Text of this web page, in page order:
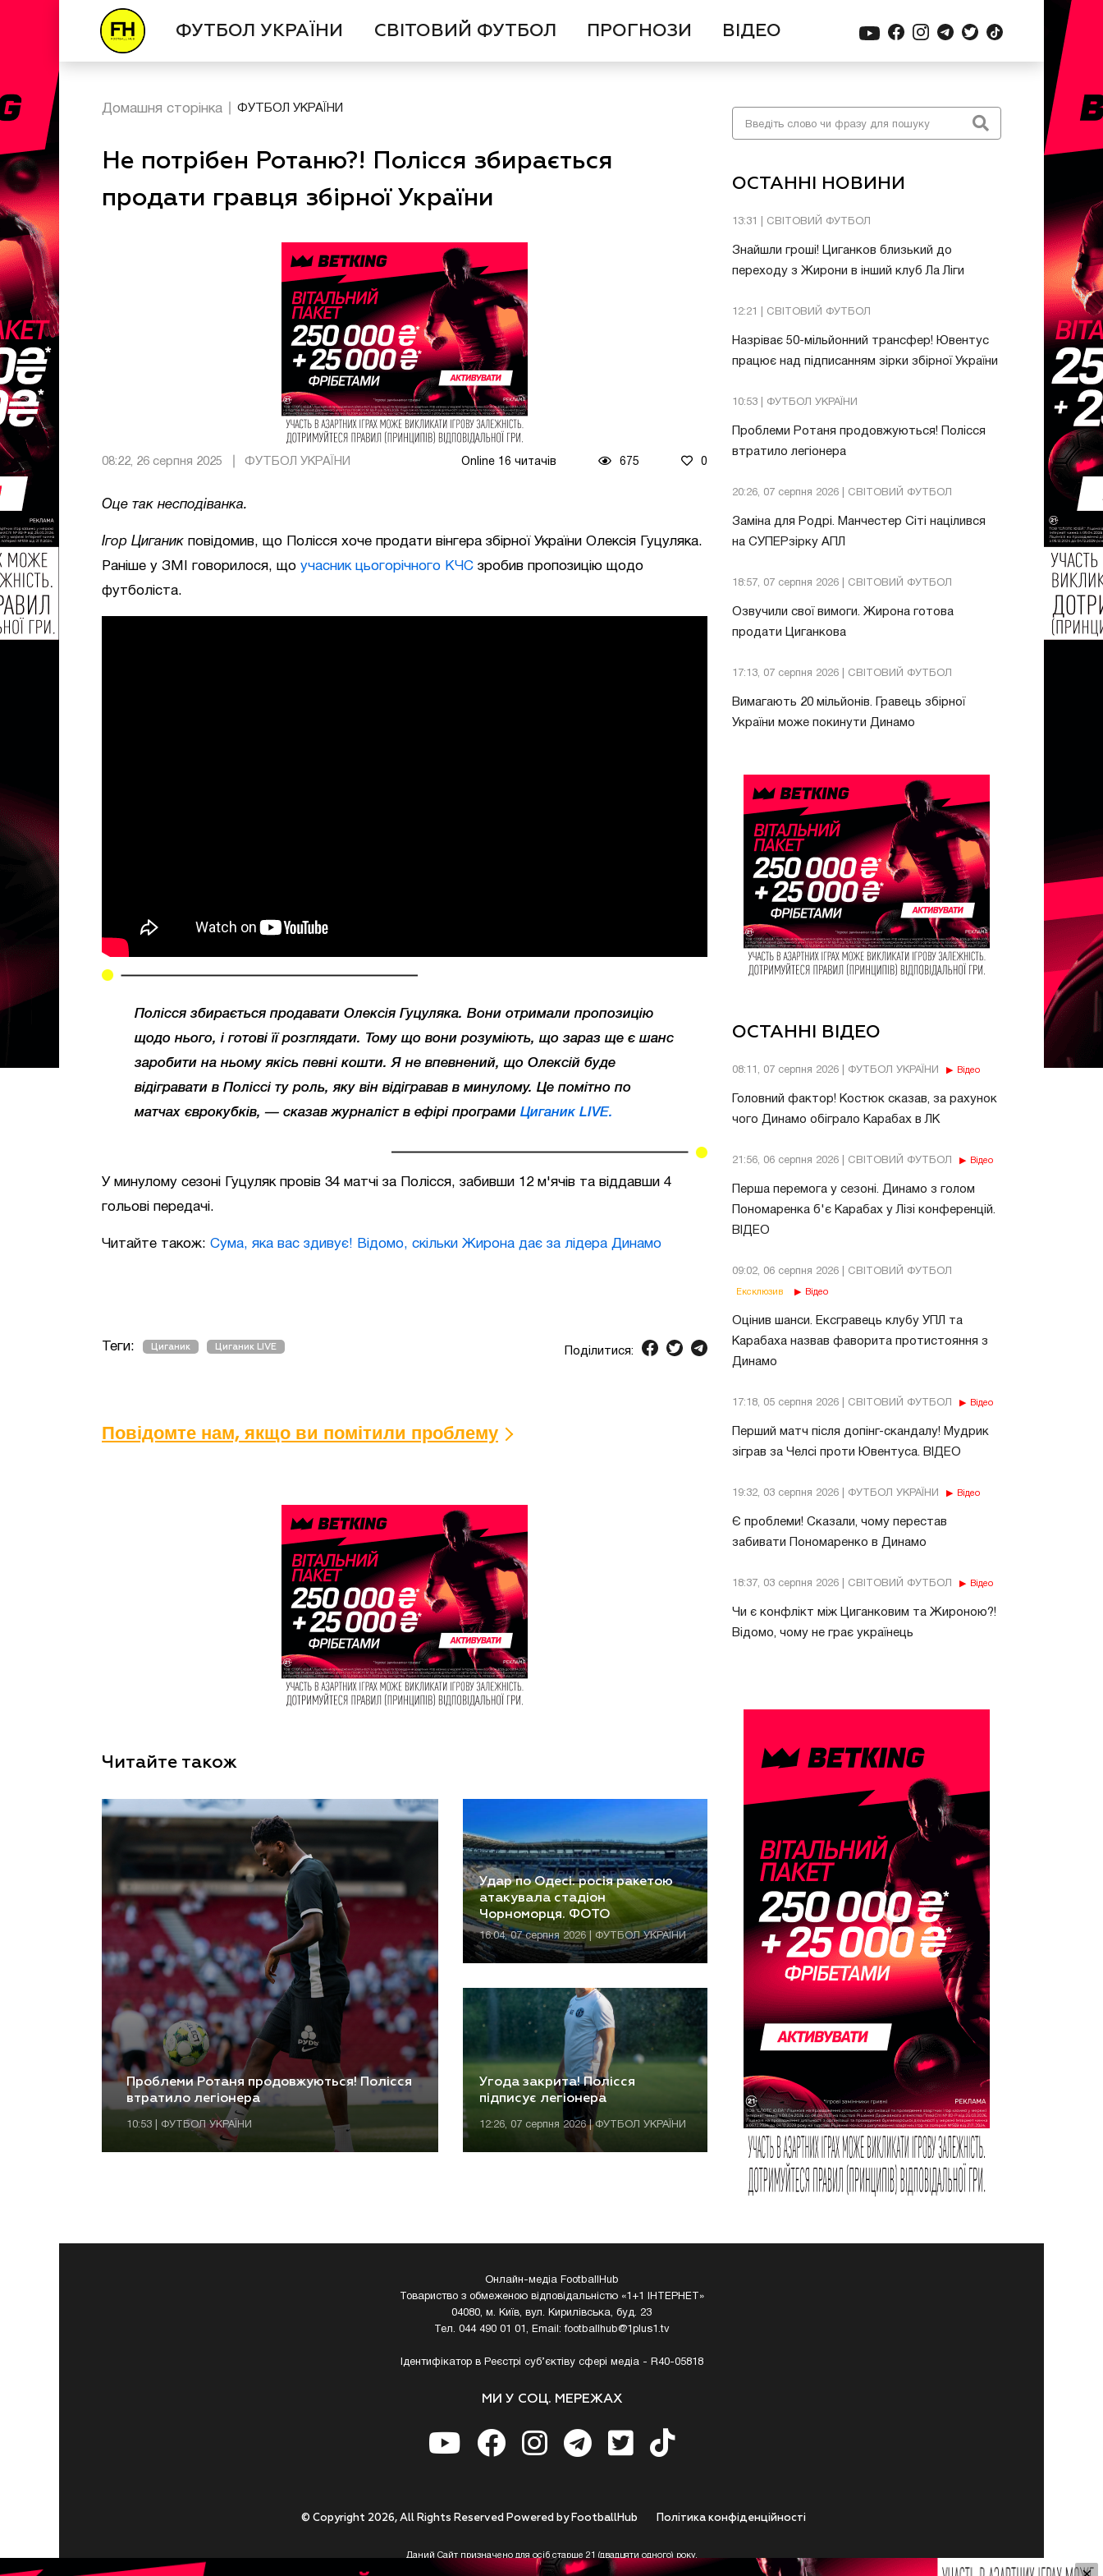
ФУТБОЛ УКРАЇНИ СВІТОВИЙ ФУТБОЛ ПРОГНОЗИ ВІДЕО
ОСТАННІ НОВИНИ
13:31 | СВІТОВИЙ ФУТБОЛ
Знайшли гроші! Циганков близький до
переходу з Жирони в інший клуб Ла Ліги
12:21 | СВІТОВИЙ ФУТБОЛ
Назріває 50-мільйонний трансфер! Ювентус
працює над підписанням зірки збірної України
10:53 | ФУТБОЛ УКРАЇНИ
Проблеми Ротаня продовжуються! Полісся
втратило легіонера
20:26, 07 серпня 2026 | СВІТОВИЙ ФУТБОЛ
Заміна для Родрі. Манчестер Сіті націлився
на СУПЕРзірку АПЛ
18:57, 07 серпня 2026 | СВІТОВИЙ ФУТБОЛ
Озвучили свої вимоги. Жирона готова
продати Циганкова
17:13, 07 серпня 2026 | СВІТОВИЙ ФУТБОЛ
Вимагають 20 мільйонів. Гравець збірної
України може покинути Динамо
ОСТАННІ ВІДЕО
08:11, 07 серпня 2026 | ФУТБОЛ УКРАЇНИ Відео
Головний фактор! Костюк сказав, за рахунок
чого Динамо обіграло Карабах в ЛК
21:56, 06 серпня 2026 | СВІТОВИЙ ФУТБОЛ Відео
Перша перемога у сезоні. Динамо з голом
Пономаренка б'є Карабах у Лізі конференцій.
ВІДЕО
09:02, 06 серпня 2026 | СВІТОВИЙ ФУТБОЛ
Ексклюзив Відео
Оцінив шанси. Ексгравець клубу УПЛ та
Карабаха назвав фаворита протистояння з
Динамо
17:18, 05 серпня 2026 | СВІТОВИЙ ФУТБОЛ Відео
Перший матч після допінг-скандалу! Мудрик
зіграв за Челсі проти Ювентуса. ВІДЕО
19:32, 03 серпня 2026 | ФУТБОЛ УКРАЇНИ Відео
Є проблеми! Сказали, чому перестав
забивати Пономаренко в Динамо
18:37, 03 серпня 2026 | СВІТОВИЙ ФУТБОЛ Відео
Чи є конфлікт між Циганковим та Жироною?!
Відомо, чому не грає українець
Домашня сторінка ФУТБОЛ УКРАЇНИ
Не потрібен Ротаню?! Полісся збирається
продати гравця збірної України
08:22, 26 серпня 2025 ФУТБОЛ УКРАЇНИ Online 16 читачів 675 0
Оце так несподіванка.
Ігор Циганик повідомив, що Полісся хоче продати вінгера збірної України Олексія Гуцуляка.
Раніше у ЗМІ говорилося, що учасник цьогорічного КЧС зробив пропозицію щодо
футболіста.
Полісся збирається продавати Олексія Гуцуляка. Вони отримали пропозицію
щодо нього, і готові її розглядати. Тому що вони розуміють, що зараз ще є шанс
заробити на ньому якісь певні кошти. Я не впевнений, що Олексій буде
відігравати в Поліссі ту роль, яку він відігравав в минулому. Це помітно по
матчах єврокубків, — сказав журналіст в ефірі програми Циганик LIVE.
У минулому сезоні Гуцуляк провів 34 матчі за Полісся, забивши 12 м'ячів та віддавши 4
гольові передачі.
Читайте також: Сума, яка вас здивує! Відомо, скільки Жирона дає за лідера Динамо
Теги: Циганик Циганик LIVE Поділитися:
Повідомте нам, якщо ви помітили проблему
Читайте також
Проблеми Ротаня продовжуються! Полісся
втратило легіонера
10:53 | ФУТБОЛ УКРАЇНИ
Удар по Одесі. росія ракетою
атакувала стадіон
Чорноморця. ФОТО
16:04, 07 серпня 2026 | ФУТБОЛ УКРАЇНИ
Угода закрита! Полісся
підписує легіонера
12:26, 07 серпня 2026 | ФУТБОЛ УКРАЇНИ
Онлайн-медіа FootballHub
Товариство з обмеженою відповідальністю «1+1 ІНТЕРНЕТ»
04080, м. Київ, вул. Кирилівська, буд. 23
Тел. 044 490 01 01, Email:footballhub@1plus1.tv
Ідентифікатор в Реєстрі суб’єктіву сфері медіа - R40-05818
МИ У СОЦ. МЕРЕЖАХ
Полiтика конфiденцiйностi
© Copyright 2026, All Rights Reserved Powered by FootballHub
Даний Сайт призначено для осіб старше 21 (двадцяти одного) року.
Приступаючи до використання https://footballhub.ua, Користувач цим підтверджує, що досяг 21-річного віку.